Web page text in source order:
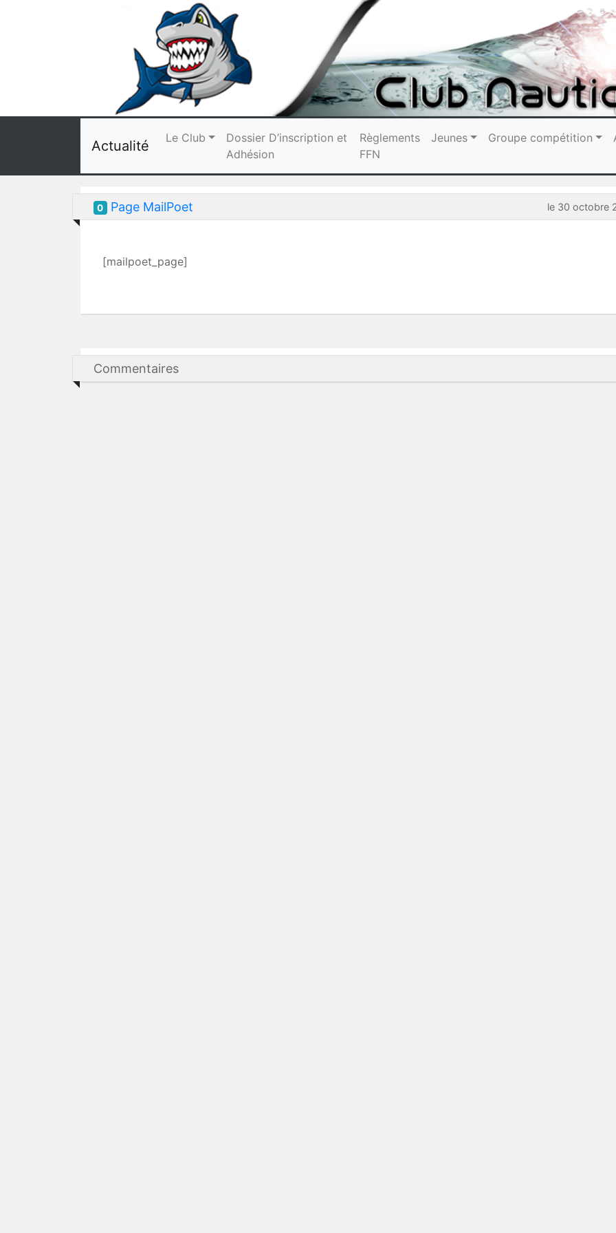
Actualité Le Club
Dossier D’inscription et
Adhésion
Règlements
FFN
Jeunes Groupe compétition
0 Page MailPoet le 30 octobre
[mailpoet_page]
Commentaires